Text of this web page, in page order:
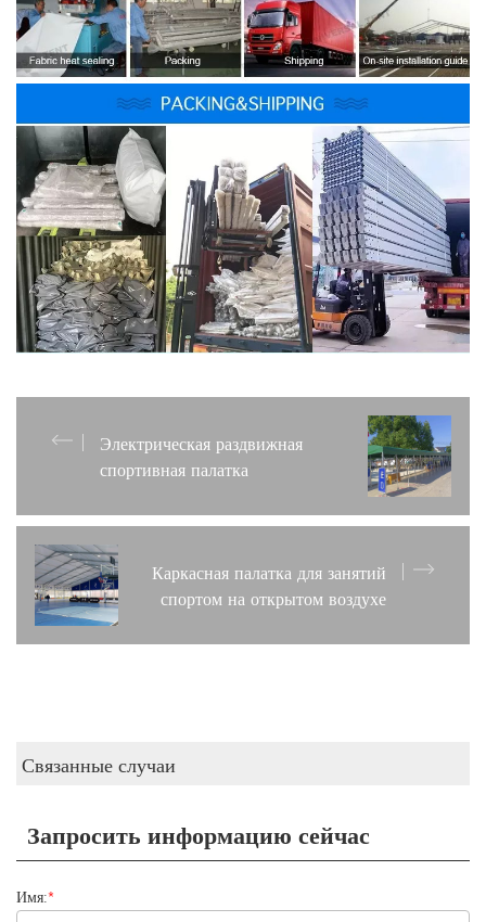
Электрическая раздвижная
спортивная палатка
Каркасная палатка для занятий
спортом на открытом воздухе
Связанные случаи
Запросить информацию сейчас
Имя:*